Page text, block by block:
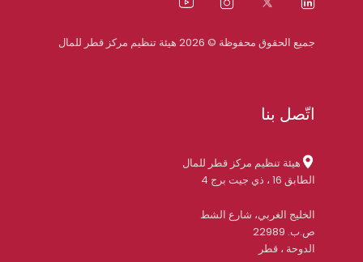
جميع الحقوق محفوظة © 2026 هيئة تنظيم مركز قطر للمال
اتّصل بنا
هيئة تنظيم مركز قطر للمال
الطابق 16 ، ذي جيت برج 4
الخليج الغربي، شارع الشط
ص.ب. 22989
الدوحة ، قطر